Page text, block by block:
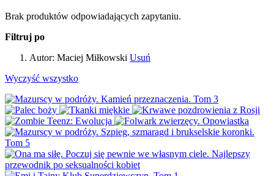
Brak produktów odpowiadających zapytaniu.
Filtruj po
Autor: Maciej Miłkowski Usuń
Wyczyść wszystko